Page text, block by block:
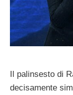
Il palinsesto di
decisamente